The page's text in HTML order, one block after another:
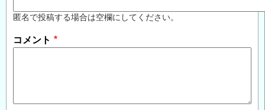
で
地
価
匿名で投稿する場合は空欄にしてください。
コメント